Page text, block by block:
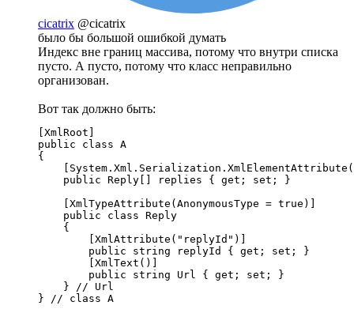
cicatrix @cicatrix
было бы большой ошибкой думать
Индекс вне границ массива, потому что внутри списка
пусто. А пусто, потому что класс неправильно
организован.
Вот так должно быть:
[XmlRoot]
public class A
{
    public Reply[] replies { get; set; }
    [XmlTypeAttribute(AnonymousType = true)]
    public class Reply
    {
        [XmlAttribute("replyId")]
        public string replyId { get; set; }
        [XmlText()]
        public string Url { get; set; }
    } // Url
} // class A